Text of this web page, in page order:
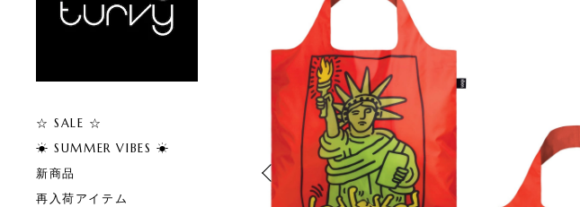
☆ SALE ☆
☀︎ SUMMER VIBES ☀︎
新商品
再入荷アイテム